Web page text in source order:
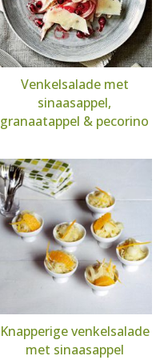
Venkelsalade met
sinaasappel,
granaatappel & pecorino
Knapperige venkelsalade
met sinaasappel